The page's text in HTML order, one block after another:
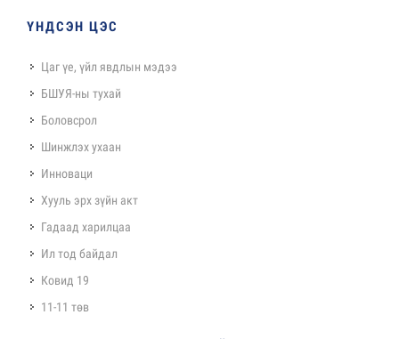
ҮНДСЭН ЦЭС
Цаг үе, үйл явдлын мэдээ
БШУЯ-ны тухай
Боловсрол
Шинжлэх ухаан
Инноваци
Хууль эрх зүйн акт
Гадаад харилцаа
Ил тод байдал
Ковид 19
11-11 төв